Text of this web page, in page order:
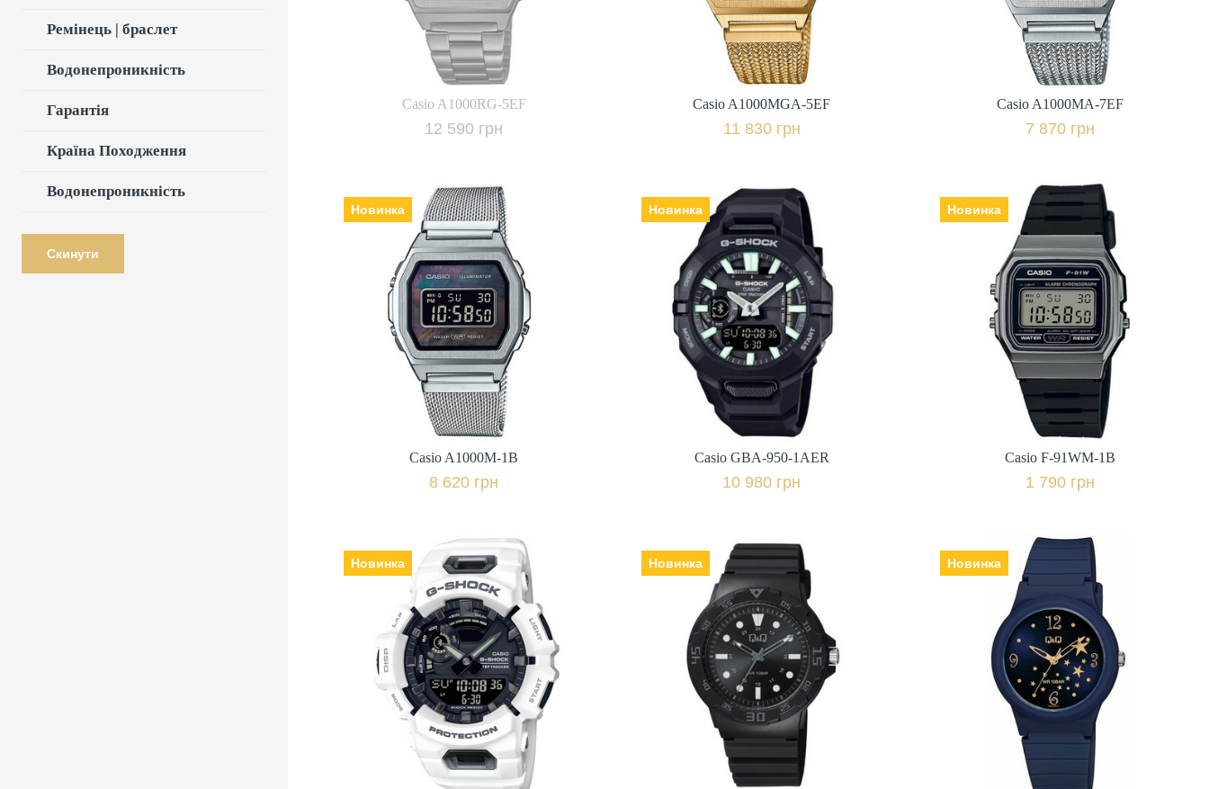
Ремінець | браслет
Водонепроникність
Гарантія
Країна Походження
Водонепроникність
Скинути
12 590 грн.
+ порівняти
Повідомити про наявність
Casio A1000RG-5EF
12 590 грн
11 830 грн.
+ порівняти
Casio A1000MGA-5EF
11 830 грн
7 870 грн.
+ порівняти
Casio A1000MA-7EF
7 870 грн
Новинка
Casio A1000M-1B
Виробник: Японія, Механізм:
кварцеві, Скло: акрилове,
Ремінець | браслет: полімер,
Гарантія: 24 міс.,
8 620 грн.
+ порівняти
Casio A1000M-1B
8 620 грн
Новинка
Casio GBA-950-1AER
Виробник: Японія, Механізм:
електронні, Скло: мінеральне,
Ремінець | браслет: полімер,
Гарантія: 24 міс.,
10 980 грн.
+ порівняти
Casio GBA-950-1AER
10 980 грн
Новинка
Casio F-91WM-1B
Виробник: Японія, Механізм:
електронні, Скло: пластикове,
Ремінець | браслет: полімер,
Гарантія: 24 міс.,
1 790 грн.
+ порівняти
Casio F-91WM-1B
1 790 грн
Новинка
Casio GBA-900-7AE
Виробник: Японія, Механізм:
електронні, Скло: мінеральне,
Ремінець | браслет: полімер,
Гарантія: 24 міс.,
10 340 грн.
+ порівняти
Новинка
Q&Q VR18J011Y
Виробник: Японія, Механізм:
кварцеві, Скло: пластикове,
Ремінець | браслет: полімер,
Гарантія: 12 міс.,
790 грн.
+ порівняти
Новинка
Q&Q V34A-001VY
Виробник: Японія, Механізм:
кварцеві, Скло: пластикове,
Ремінець | браслет: полімер,
Гарантія: 12 міс.,
+ порівняти